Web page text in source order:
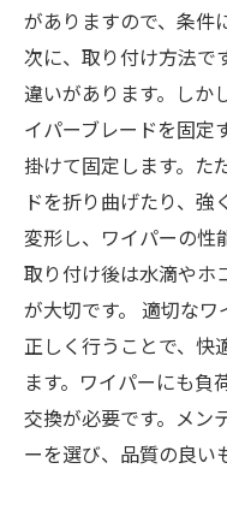
がありますので、条件
次に、取り付け方法で
違いがあります。しか
イパーブレードを固定
掛けて固定します。た
ドを折り曲げたり、強
変形し、ワイパーの性
取り付け後は水滴やホ
が大切です。 適切な
正しく行うことで、快
ます。ワイパーにも負
交換が必要です。メン
ーを選び、品質の良い